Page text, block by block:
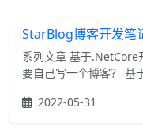
StarBlog博客开发笔
系列文章 基于.NetCore
要自己写一个博客？ 基
2022-05-31